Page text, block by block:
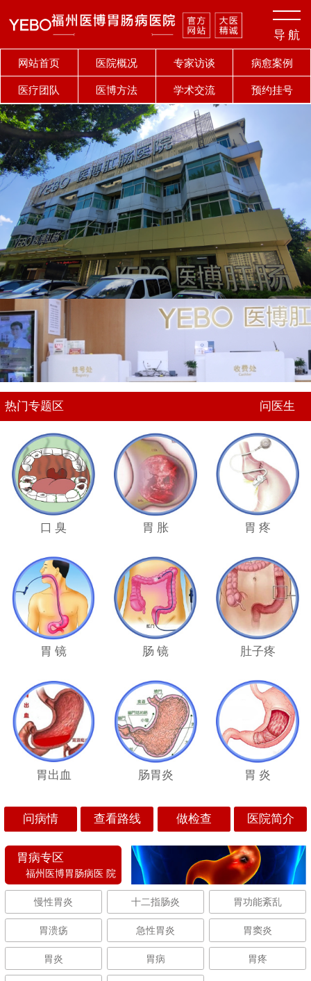
导 航
网站首页 医院概况 专家访谈 病愈案例
医疗团队 医博方法 学术交流 预约挂号
热门专题区 问医生
口 臭 胃 胀 胃 疼
胃 镜 肠 镜 肚子疼
胃出血 肠胃炎 胃 炎
问病情 查看路线 做检查 医院简介
胃病专区
福州医博胃肠病医 院
慢性胃炎 十二指肠炎 胃功能紊乱
胃溃疡 急性胃炎 胃窦炎
胃炎 胃病 胃疼